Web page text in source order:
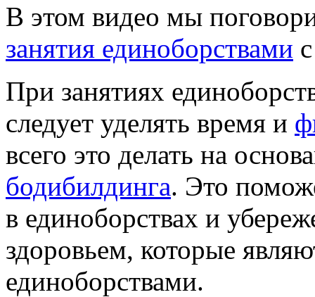
В этом видео мы
занятия единоборствами
При занятиях
следует уделять время и
всего это делать на
бодибилдинга. Это
в единоборствах и
здоровьем, которые
единоборствами.